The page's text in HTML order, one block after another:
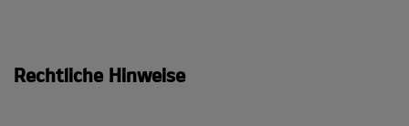
Rechtliche Hinweise